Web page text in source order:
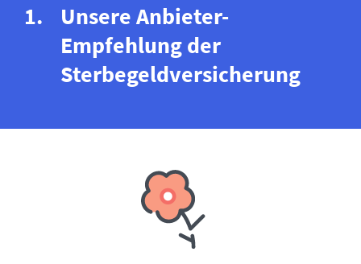
Unsere Anbieter-
Empfehlung der
Sterbegeld­versicherung